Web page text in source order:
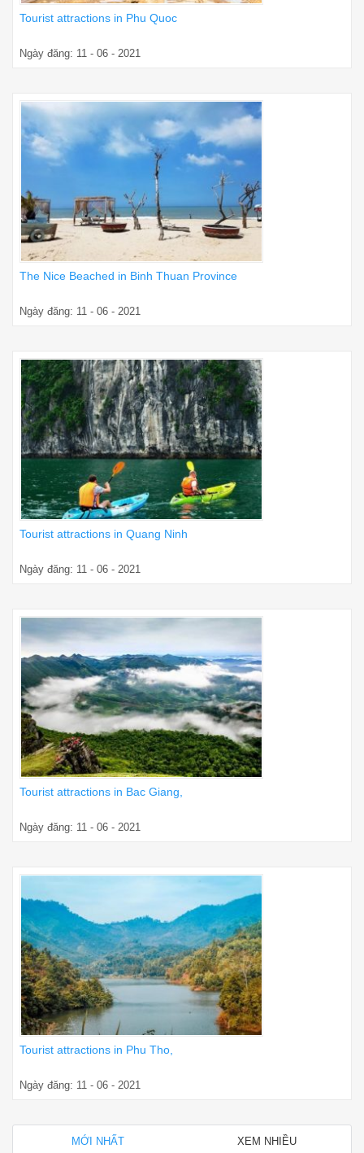
Tourist attractions in Phu Quoc
Ngày đăng: 11 - 06 - 2021
The Nice Beached in Binh Thuan Province
Ngày đăng: 11 - 06 - 2021
Tourist attractions in Quang Ninh
Ngày đăng: 11 - 06 - 2021
Tourist attractions in Bac Giang,
Ngày đăng: 11 - 06 - 2021
Tourist attractions in Phu Tho,
Ngày đăng: 11 - 06 - 2021
MỚI NHẤT XEM NHIỀU